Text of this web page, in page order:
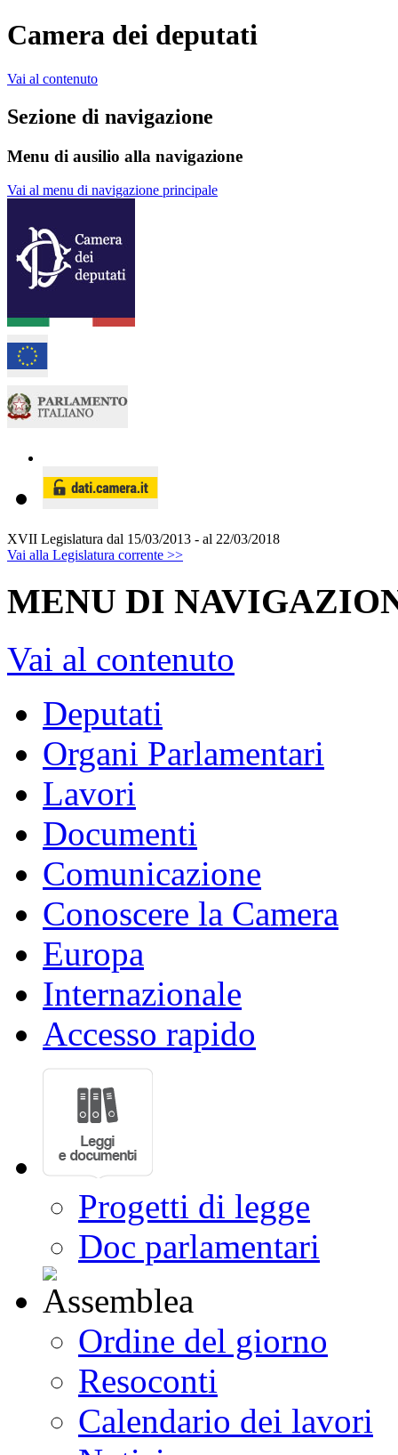
Camera dei deputati
Vai al contenuto
Sezione di navigazione
Menu di ausilio alla navigazione
Vai al menu di navigazione principale
XVII Legislatura dal 15/03/2013 - al 22/03/2018
Vai alla Legislatura corrente >>
MENU DI
Vai al contenuto
Deputati
Organi Parlamentari
Lavori
Documenti
Comunicazione
Conoscere la Camera
Europa
Internazionale
Accesso rapido
Progetti di legge
Doc parlamentari
Ordine del giorno
Resoconti
Calendario dei lavori